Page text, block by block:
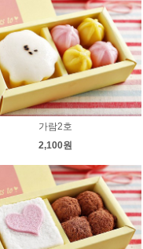
가람2호
2,100원